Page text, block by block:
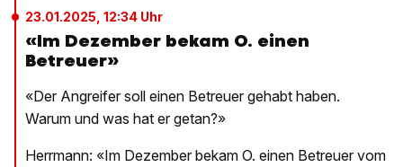
23.01.2025, 12:34 Uhr
«Im Dezember bekam O. einen
Betreuer»
«Der Angreifer soll einen Betreuer gehabt haben.
Warum und was hat er getan?»
Herrmann: «Im Dezember bekam O. einen Betreuer vom